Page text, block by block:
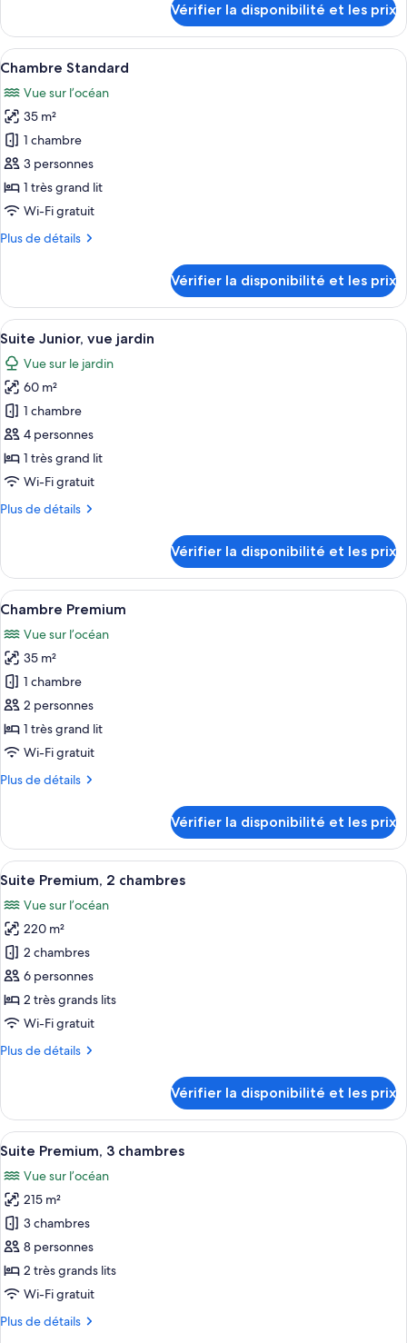
de
chambre :
Chambre
le
type
de
Chambre
Vérifier la disponibilité et les prix
Afficher
toutes
les
photos
pour
ce
type
de
chambre :
Chambre
Une chambre d’hôtel moderne
7
Chambre Standard
Vue sur l’océan
35 m²
1 chambre
3 personnes
1 très grand lit
Wi-Fi gratuit
Plus de détails
Plus
le
type
de
chambre
Chambre
Standard
Vérifier la disponibilité et les prix
Afficher
toutes
les
photos
pour
ce
type
de
chambre :
Suite
jardin
Une chambre d’hôtel moderne
12
Suite Junior, vue jardin
Vue sur le jardin
60 m²
1 chambre
4 personnes
1 très grand lit
Wi-Fi gratuit
Plus de détails
Plus
le
type
de
Suite
Junior,
vue
jardin
Vérifier la disponibilité et les prix
Afficher
toutes
les
photos
pour
ce
type
de
chambre :
Chambre
Un balcon avec vue sur la mer, un
7
Chambre Premium
Vue sur l’océan
35 m²
1 chambre
2 personnes
1 très grand lit
Wi-Fi gratuit
Plus de détails
Plus
le
type
de
Chambre
Premium
Vérifier la disponibilité et les prix
Afficher
toutes
les
photos
pour
ce
type
de
chambre :
Suite
chambres
21
Suite Premium, 2 chambres
Vue sur l’océan
220 m²
2 chambres
6 personnes
2 très grands lits
Wi-Fi gratuit
Plus de détails
Plus
le
type
de
Suite
Premium,
2
chambres
Vérifier la disponibilité et les prix
Afficher
toutes
les
photos
pour
ce
type
de
chambre :
Suite
Un balcon agrémenté de meubles
34
Suite Premium, 3 chambres
Vue sur l’océan
215 m²
3 chambres
8 personnes
2 très grands lits
Wi-Fi gratuit
Plus de détails
Plus